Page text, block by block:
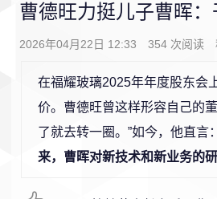
曹德旺力挺儿子曹晖
2026年04月22日 12:33 354 次阅读
在福耀玻璃2025年年度股东会
价。曹德旺曾这样形容自己的
了就去转一圈。”如今，他直言：
来，曹晖对新技术和新业务的